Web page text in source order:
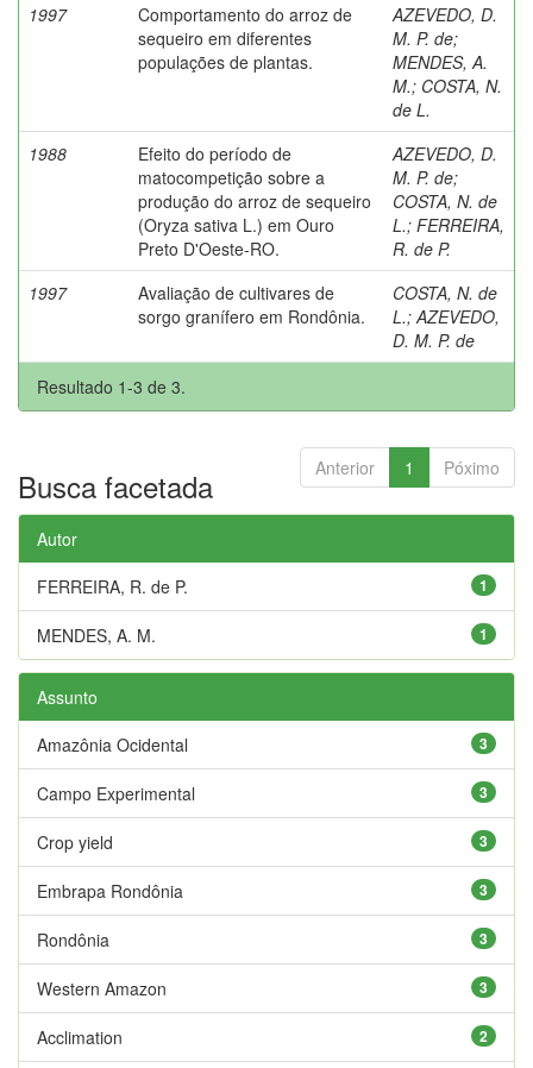
1997
Comportamento do arroz de
sequeiro em diferentes
populações de plantas.
AZEVEDO, D.
M. P. de;
MENDES, A.
M.; COSTA, N.
de L.
1988
Efeito do período de
matocompetição sobre a
produção do arroz de sequeiro
(Oryza sativa L.) em Ouro
Preto D'Oeste-RO.
AZEVEDO, D.
M. P. de;
COSTA, N. de
L.; FERREIRA,
R. de P.
1997
Avaliação de cultivares de
sorgo granífero em Rondônia.
COSTA, N. de
L.; AZEVEDO,
D. M. P. de
Resultado 1-3 de 3.
Anterior 1 Póximo
Busca facetada
Autor
1
FERREIRA, R. de P.
1
MENDES, A. M.
Assunto
3
Amazônia Ocidental
3
Campo Experimental
3
Crop yield
3
Embrapa Rondônia
3
Rondônia
3
Western Amazon
2
Acclimation